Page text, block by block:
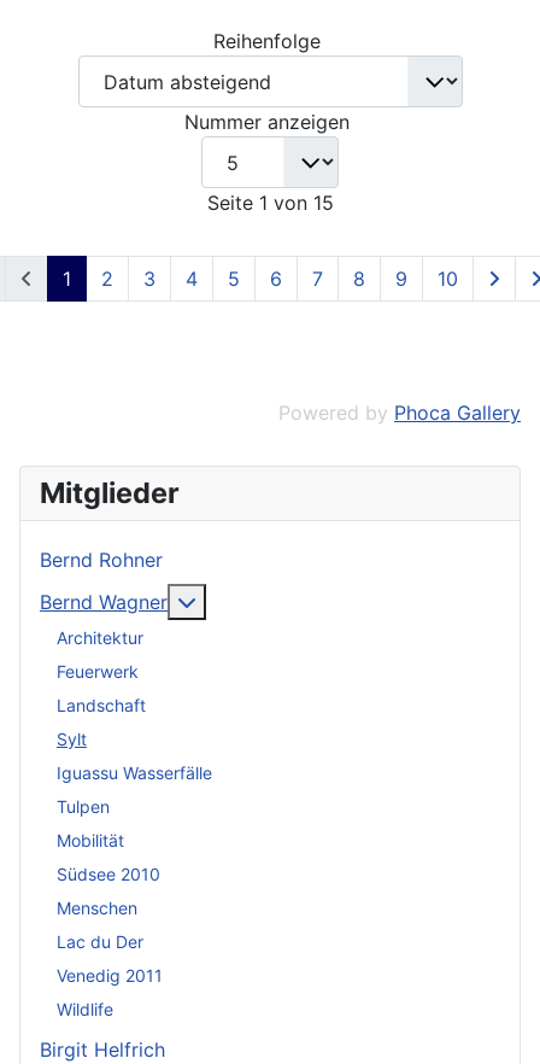
Mitglieder
Bernd Rohner
Bernd Wagner
Architektur
Feuerwerk
Landschaft
Sylt
Iguassu Wasserfälle
Tulpen
Mobilität
Südsee 2010
Menschen
Lac du Der
Venedig 2011
Wildlife
Birgit Helfrich
Reihenfolge
Nummer anzeigen
Seite 1 von 15
1 2 3 4 5 6 7 8 9 10
Powered by Phoca Gallery